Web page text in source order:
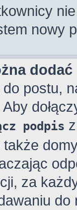
nowy
postu,
podpis
za